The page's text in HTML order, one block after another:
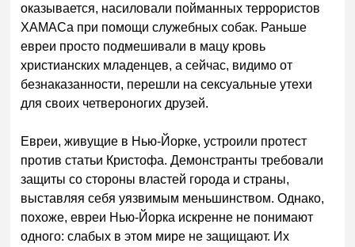
оказывается, насиловали пойманных террористов
ХАМАСа при помощи служебных собак. Раньше
евреи просто подмешивали в мацу кровь
христианских младенцев, а сейчас, видимо от
безнаказанности, перешли на сексуальные утехи
для своих четвероногих друзей.
Евреи, живущие в Нью-Йорке, устроили протест
против статьи Кристофа. Демонстранты требовали
защиты со стороны властей города и страны,
выставляя себя уязвимым меньшинством. Однако,
похоже, евреи Нью-Йорка искренне не понимают
одного: слабых в этом мире не защищают. Их